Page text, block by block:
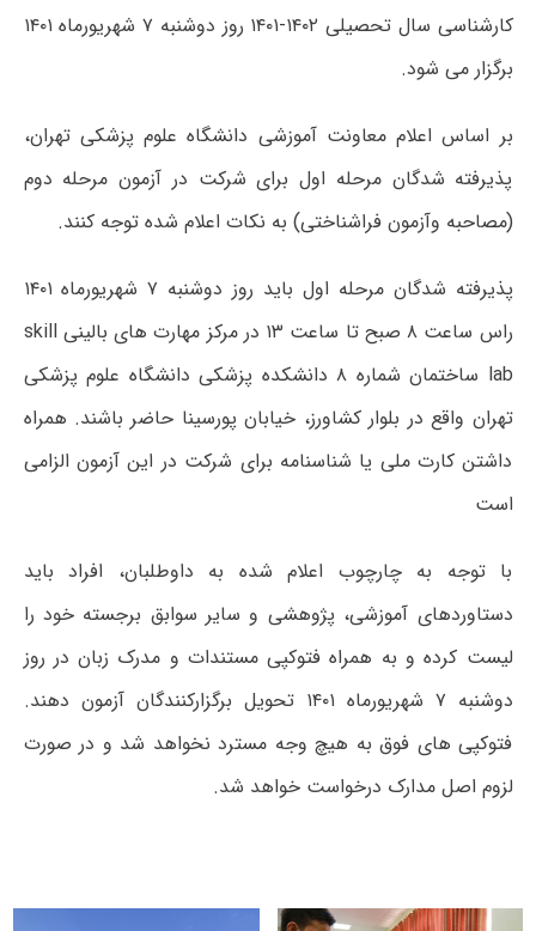
کارشناسی سال تحصیلی ۱۴۰۲-۱۴۰۱ روز دوشنبه ۷ شهریورماه ۱۴۰۱
برگزار می شود.
بر اساس اعلام معاونت آموزشی دانشگاه علوم پزشکی تهران،
پذیرفته شدگان مرحله اول برای شرکت در آزمون مرحله دوم
(مصاحبه وآزمون فراشناختی) به نکات اعلام شده توجه کنند.
پذیرفته شدگان مرحله اول باید روز دوشنبه ۷ شهریورماه ۱۴۰۱
راس ساعت ۸ صبح تا ساعت ۱۳ در مرکز مهارت های بالینی skill
lab ساختمان شماره ۸ دانشکده پزشکی دانشگاه علوم پزشکی
تهران واقع در بلوار کشاورز، خیابان پورسینا حاضر باشند. همراه
داشتن کارت ملی یا شناسنامه برای شرکت در این آزمون الزامی
است
با توجه به چارچوب اعلام شده به داوطلبان، افراد باید
دستاوردهای آموزشی، پژوهشی و سایر سوابق برجسته خود را
لیست کرده و به همراه فتوکپی مستندات و مدرک زبان در روز
دوشنبه ۷ شهریورماه ۱۴۰۱ تحویل برگزارکنندگان آزمون دهند.
فتوکپی های فوق به هیچ وجه مسترد نخواهد شد و در صورت
لزوم اصل مدارک درخواست خواهد شد.